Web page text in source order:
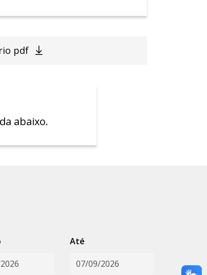
pdf
abaixo.
Até